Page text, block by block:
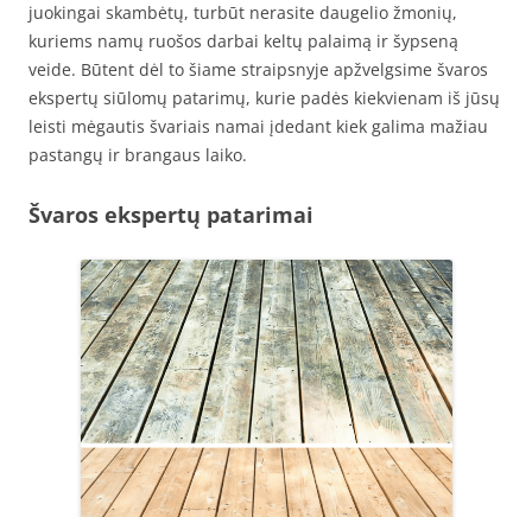
juokingai skambėtų, turbūt nerasite daugelio žmonių,
kuriems namų ruošos darbai keltų palaimą ir šypseną
veide. Būtent dėl to šiame straipsnyje apžvelgsime švaros
ekspertų siūlomų patarimų, kurie padės kiekvienam iš jūsų
leisti mėgautis švariais namai įdedant kiek galima mažiau
pastangų ir brangaus laiko.
Švaros ekspertų patarimai